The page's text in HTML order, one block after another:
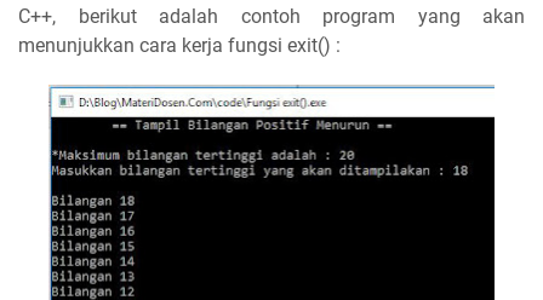
C++, berikut adalah contoh program yang akan
menunjukkan cara kerja fungsi exit() :